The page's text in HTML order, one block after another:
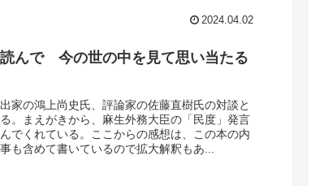
2024.04.02
読んで 今の世の中を見て思い当たる
家の鴻上尚史氏、評論家の佐藤直樹氏の対談と
。まえがきから、麻生外務大臣の「民度」発言
でくれている。ここからの感想は、この本の内
も含めて書いているので拡大解釈もあ...